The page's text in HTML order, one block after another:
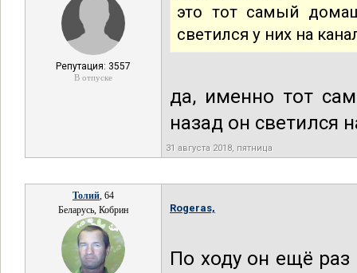
Репутация: 3557
В отпуске
это тот самый
светился у них на
да, именно тот
назад он светился
31 августа 2018, пятница
Толий, 64
Беларусь, Кобрин
Rogeras,
По ходу он ещё раз